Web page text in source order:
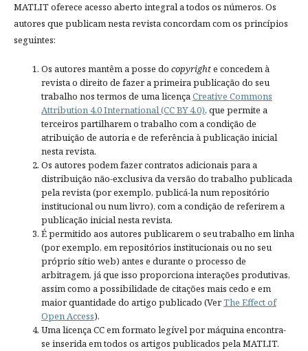
MATLIT oferece acesso aberto integral a todos os números. Os
autores que publicam nesta revista concordam com os princípios
seguintes:
Os autores mantêm a posse do copyrighte concedem à
revista o direito de fazer a primeira publicação do seu
trabalho nos termos de uma licençaCreative Commons
Attribution 4.0 International (CC BY 4.0), que permite a
terceiros partilharem o trabalho com a condição de
atribuição de autoria e de referência à publicação inicial
nesta revista.
Os autores podem fazer contratos adicionais para a
distribuição não-exclusiva da versão do trabalho publicada
pela revista (por exemplo, publicá-la num repositório
institucional ou num livro), com a condição de referirem a
publicação inicial nesta revista.
É permitido aos autores publicarem o seu trabalho em linha
(por exemplo, em repositórios institucionais ou no seu
próprio sítio web) antes e durante o processo de
arbitragem, já que isso proporciona interações produtivas,
assim como a possibilidade de citações mais cedo e em
maior quantidade do artigo publicado (VerThe Effect of
Open Access).
Uma licença CC em formato legível por máquina encontra-
se inserida em todos os artigos publicados pela MATLIT.